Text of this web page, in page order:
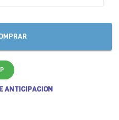
ANTICIPACION